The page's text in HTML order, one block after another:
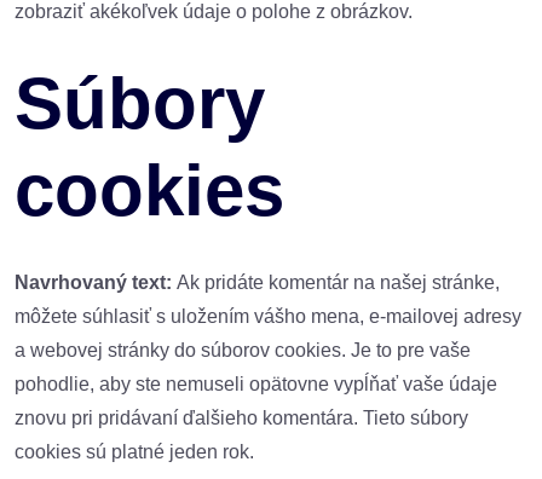
zobraziť akékoľvek údaje o polohe z obrázkov.
Súbory
cookies
Navrhovaný text: Ak pridáte komentár na našej stránke,
môžete súhlasiť s uložením vášho mena, e-mailovej adresy
a webovej stránky do súborov cookies. Je to pre vaše
pohodlie, aby ste nemuseli opätovne vypĺňať vaše údaje
znovu pri pridávaní ďalšieho komentára. Tieto súbory
cookies sú platné jeden rok.